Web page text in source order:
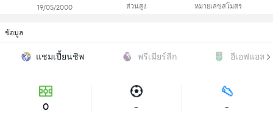
19/05/2000 ส่วนสูง หมายเลขสโมสร
ข้อมูล
แชมเปี้ยนชิพ พรีเมียร์ลีก อีเอฟแอลคั
0 - -